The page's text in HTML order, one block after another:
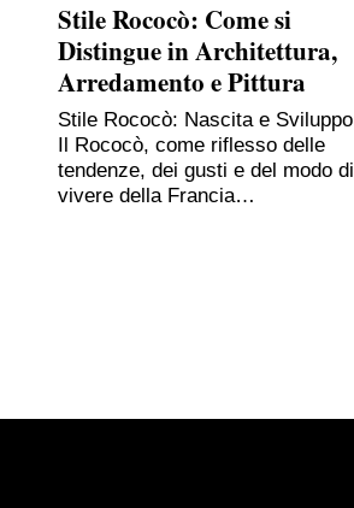
Stile Rococò: Come si
Distingue in Architettura,
Arredamento e Pittura
Stile Rococò: Nascita e Sviluppo
Il Rococò, come riflesso delle
tendenze, dei gusti e del modo di
vivere della Francia…